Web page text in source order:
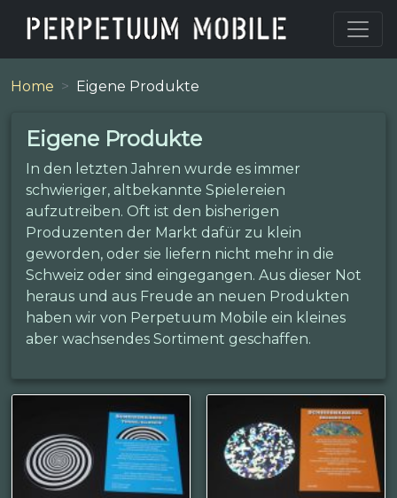
Home Eigene Produkte
Eigene Produkte
In den letzten Jahren wurde es immer
schwieriger, altbekannte Spielereien
aufzutreiben. Oft ist den bisherigen
Produzenten der Markt dafür zu klein
geworden, oder sie liefern nicht mehr in die
Schweiz oder sind eingegangen. Aus dieser Not
heraus und aus Freude an neuen Produkten
haben wir von Perpetuum Mobile ein kleines
aber wachsendes Sortiment geschaffen.